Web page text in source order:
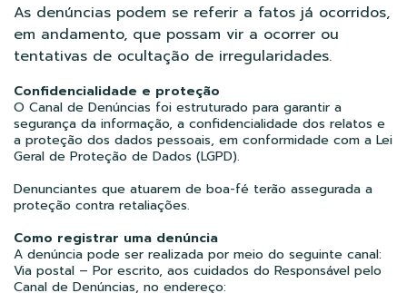
As denúncias podem se referir a fatos já ocorridos,
em andamento, que possam vir a ocorrer ou
tentativas de ocultação de irregularidades.
Confidencialidade e proteção
O Canal de Denúncias foi estruturado para garantir a
segurança da informação, a confidencialidade dos relatos e
a proteção dos dados pessoais, em conformidade com a Lei
Geral de Proteção de Dados (LGPD).
Denunciantes que atuarem de boa-fé terão assegurada a
proteção contra retaliações.
Como registrar uma denúncia
A denúncia pode ser realizada por meio do seguinte canal:
Via postal – Por escrito, aos cuidados do Responsável pelo
Canal de Denúncias, no endereço: